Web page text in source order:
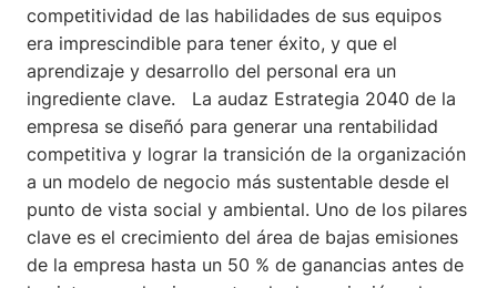
competitividad de las habilidades de sus equipos
era imprescindible para tener éxito, y que el
aprendizaje y desarrollo del personal era un
ingrediente clave. La audaz Estrategia 2040 de la
empresa se diseñó para generar una rentabilidad
competitiva y lograr la transición de la organización
a un modelo de negocio más sustentable desde el
punto de vista social y ambiental. Uno de los pilares
clave es el crecimiento del área de bajas emisiones
de la empresa hasta un 50 % de ganancias antes de